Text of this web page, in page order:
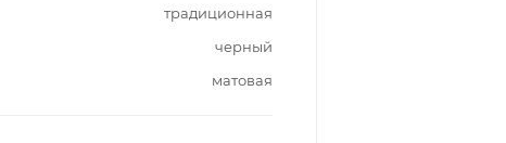
традиционная
черный
матовая